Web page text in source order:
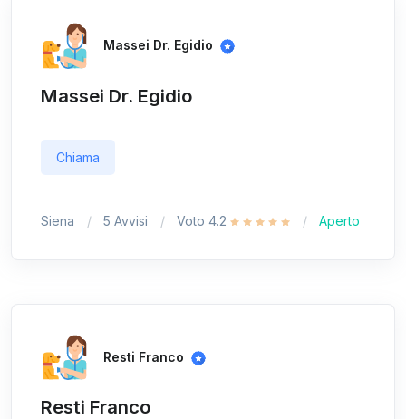
Massei Dr. Egidio
Massei Dr. Egidio
Chiama
Siena 5 Avvisi Voto 4.2 Aperto
Resti Franco
Resti Franco